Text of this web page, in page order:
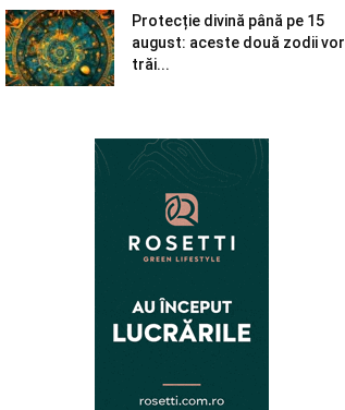
Protecție divină până pe 15
august: aceste două zodii vor
trăi...